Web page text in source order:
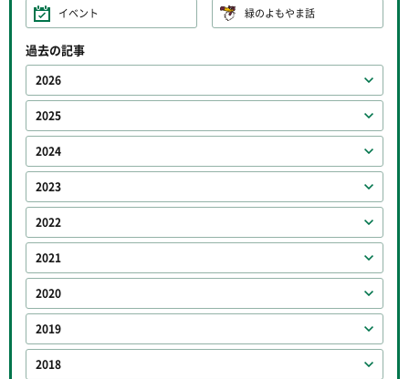
イベント 緑のよもやま話
過去の記事
2026
2025
2024
2023
2022
2021
2020
2019
2018